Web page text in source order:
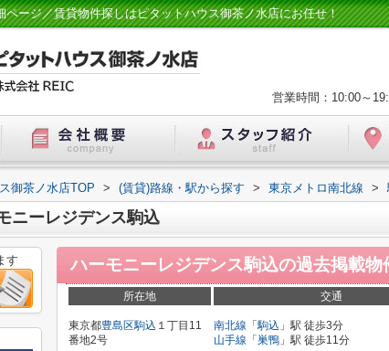
ページ／賃貸物件探しはピタットハウス御茶ノ水店にお任せ！
営業時間：10:00～
御茶ノ水店TOP > (賃貸)路線・駅から探す > 東京メトロ南北線 >
ニーレジデンス駒込
ハーモニーレジデンス駒込の過去掲載物
所在地 交通
東京都豊島区駒込 １丁目11
番地2号
南北線 「駒込 」駅 徒歩3分
山手線 「 巣鴨 」駅 徒歩11分
す